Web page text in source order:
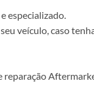
especializado.
veículo, caso